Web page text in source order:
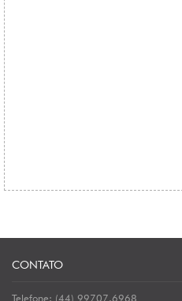
CONTATO
Telefone: (44) 99707.6968